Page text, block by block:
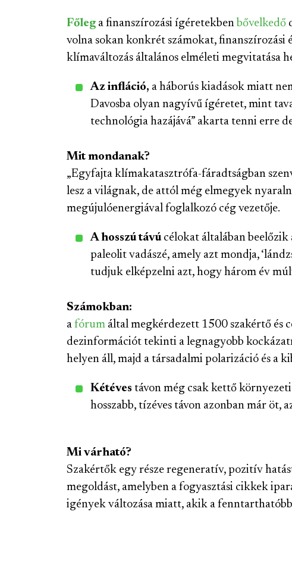
Főleg a finanszírozási ígéretekben bővelkedő
volna sokan konkrét számokat,
klímaváltozás általános elméleti megvitatása
Az infláció, a háborús kiadások miatt
Davosba olyan nagyívű ígéretet, mint
technológia hazájává” akarta tenni erre
Mit mondanak?
„Egyfajta klímakatasztrófa-fáradtságban
lesz a világnak, de attól még elmegyek
megújulóenergiával foglalkozó cég vezetője.
A hosszú távú célokat általában
paleolit vadászé, amely azt mondja,
tudjuk elképzelni azt, hogy három év
Számokban:
a fórum által megkérdezett 1500 szakértő és
dezinformációt tekinti a legnagyobb
helyen áll, majd a társadalmi polarizáció és a
Kétéves távon még csak kettő
hosszabb, tízéves távon azonban már öt,
Mi várható?
Szakértők egy része regeneratív, pozitív
megoldást, amelyben a fogyasztási cikkek
igények változása miatt, akik a fenntarthatóbb